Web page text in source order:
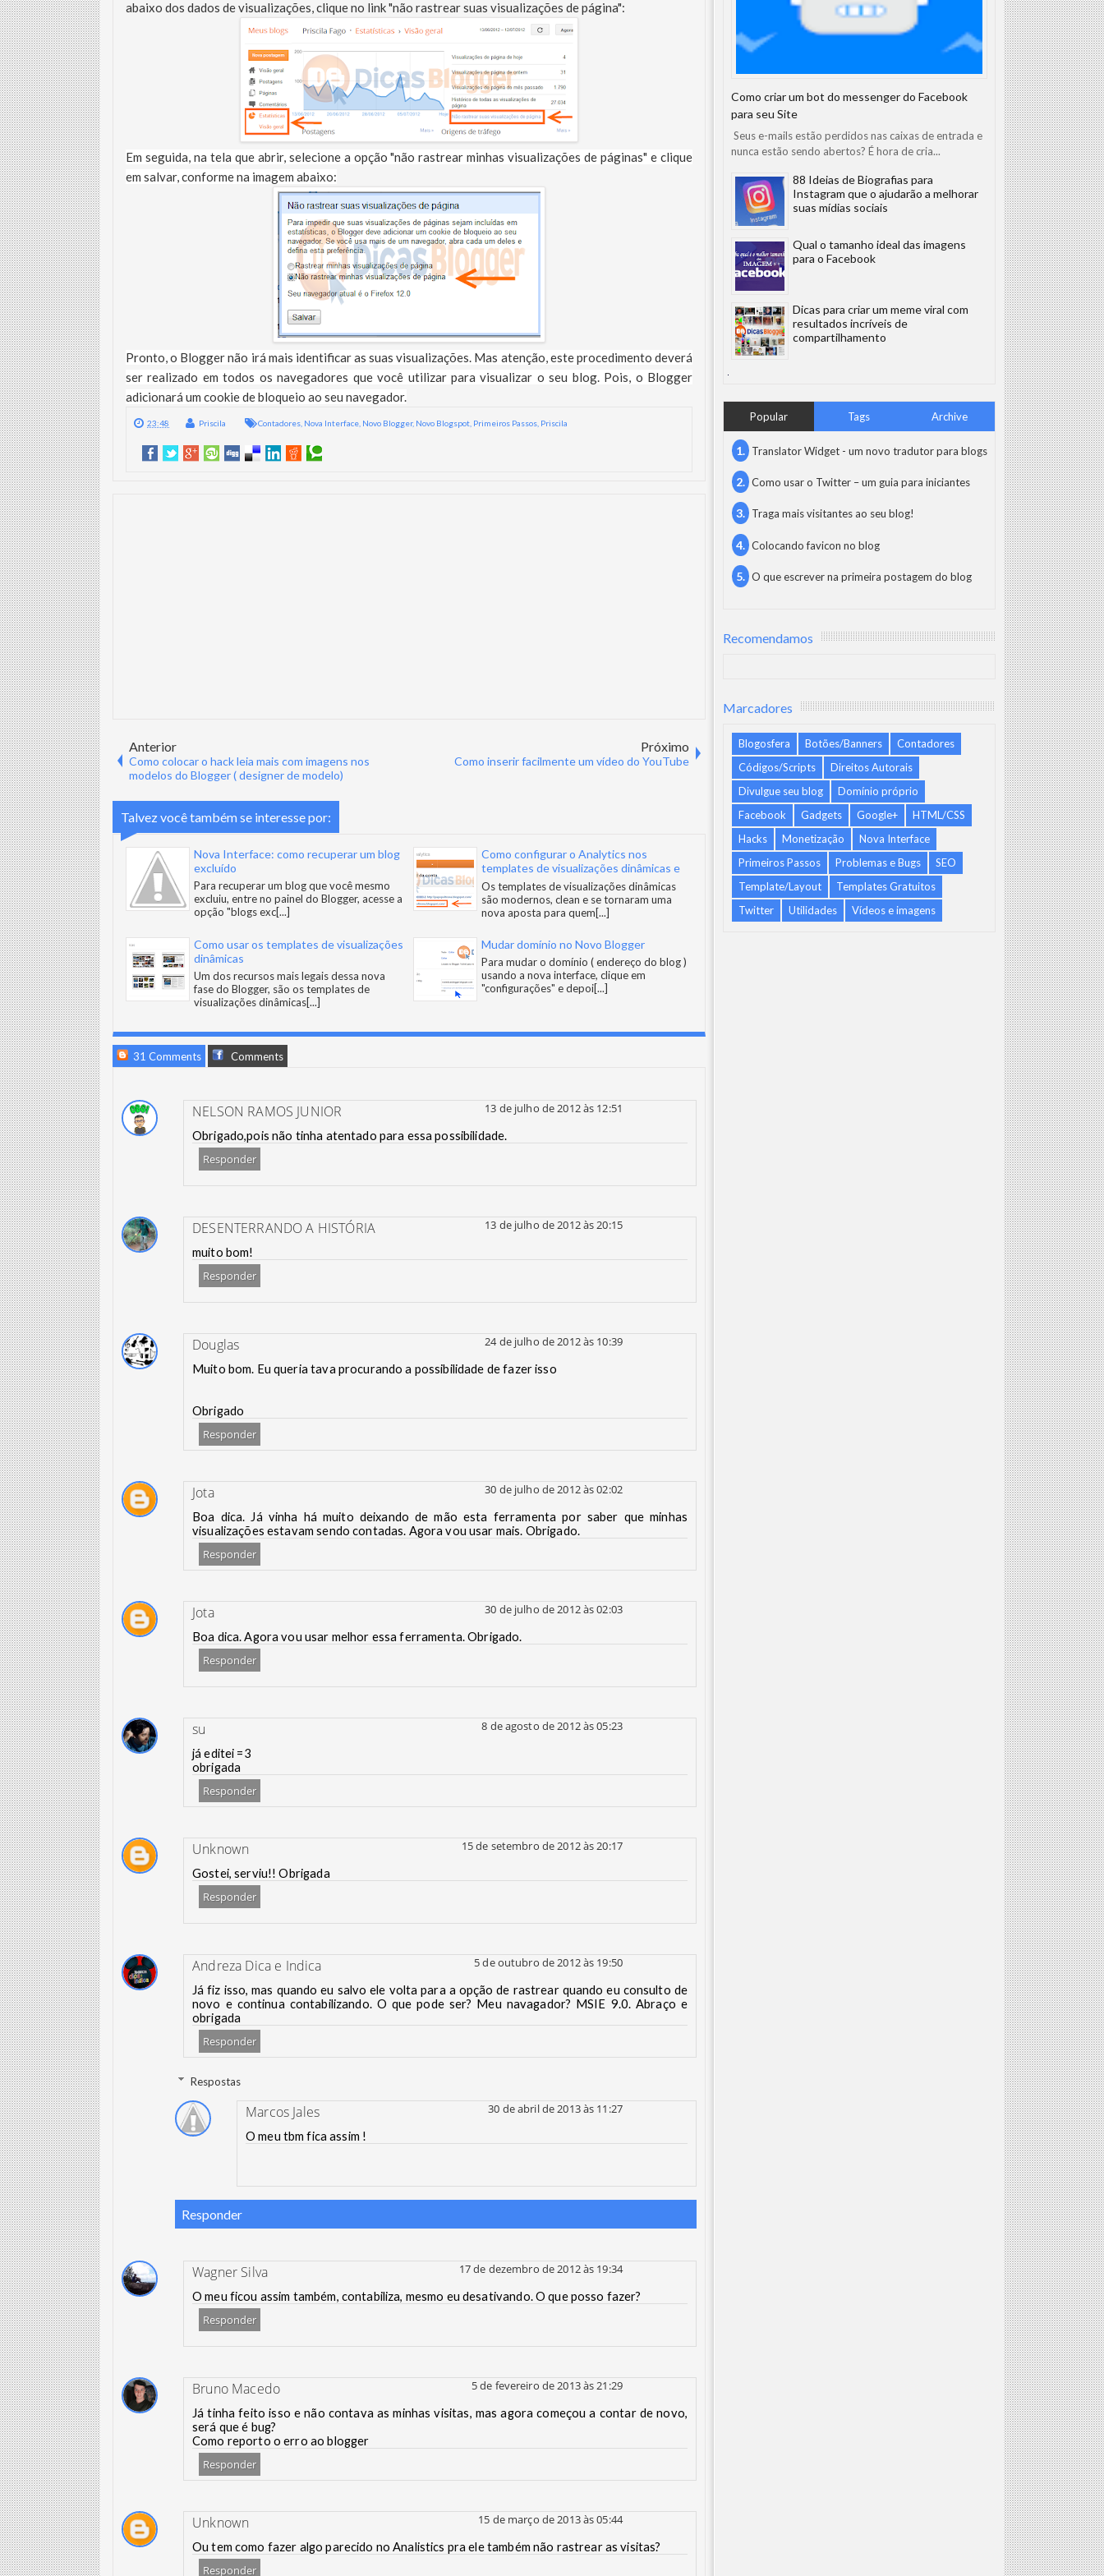
abaixo dos dados de visualizações, clique no link "não rastrear suas visualizações de página":
Em seguida, na tela que abrir, selecione a opção "não rastrear minhas visualizações de páginas" e clique
em salvar, conforme na imagem abaixo:
Pronto, o Blogger não irá mais identificar as suas visualizações. Mas atenção, este procedimento deverá
ser realizado em todos os navegadores que você utilizar para visualizar o seu blog. Pois, o Blogger
adicionará um cookie de bloqueio ao seu navegador.
23:48 Priscila Contadores Nova Interface Novo Blogger, Novo Blogspot Primeiros Passos Priscila
Anterior
Como colocar o hack leia mais com imagens nos
modelos do Blogger ( designer de modelo)
Próximo
Como inserir facilmente um vídeo do YouTube
Talvez você também se interesse por:
Nova Interface: como recuperar um blog
excluído
Para recuperar um blog que você mesmo
excluiu, entre no painel do Blogger, acesse a
opção "blogs exc[...]
Como configurar o Analytics nos
templates de visualizações dinâmicas e
layout do Blogger
Os templates de visualizações dinâmicas
são modernos, clean e se tornaram uma
nova aposta para quem[...]
Como usar os templates de visualizações
dinâmicas
Um dos recursos mais legais dessa nova
fase do Blogger, são os templates de
visualizações dinâmicas[...]
Mudar domínio no Novo Blogger
Para mudar o domínio ( endereço do blog )
usando a nova interface, clique em
"configurações" e depoi[...]
31 Comments Comments
NELSON RAMOS JUNIOR 13 de julho de 2012 às 12:51
Obrigado,pois não tinha atentado para essa possibilidade.
Responder
DESENTERRANDO A HISTÓRIA 13 de julho de 2012 às 20:15
muito bom!
Responder
Douglas 24 de julho de 2012 às 10:39
Muito bom. Eu queria tava procurando a possibilidade de fazer isso
Obrigado
Responder
Jota 30 de julho de 2012 às 02:02
Boa dica. Já vinha há muito deixando de mão esta ferramenta por saber que minhas
visualizações estavam sendo contadas. Agora vou usar mais. Obrigado.
Responder
Jota 30 de julho de 2012 às 02:03
Boa dica. Agora vou usar melhor essa ferramenta. Obrigado.
Responder
su 8 de agosto de 2012 às 05:23
já editei =3
obrigada
Responder
Unknown 15 de setembro de 2012 às 20:17
Gostei, serviu!! Obrigada
Responder
Andreza Dica e Indica 5 de outubro de 2012 às 19:50
Já fiz isso, mas quando eu salvo ele volta para a opção de rastrear quando eu consulto de
novo e continua contabilizando. O que pode ser? Meu navagador? MSIE 9.0. Abraço e
obrigada
Responder
Respostas
Marcos Jales 30 de abril de 2013 às 11:27
O meu tbm fica assim !
Responder
Wagner Silva 17 de dezembro de 2012 às 19:34
O meu ficou assim também, contabiliza, mesmo eu desativando. O que posso fazer?
Responder
Bruno Macedo 5 de fevereiro de 2013 às 21:29
Já tinha feito isso e não contava as minhas visitas, mas agora começou a contar de novo,
será que é bug?
Como reporto o erro ao blogger
Responder
Unknown 15 de março de 2013 às 05:44
Ou tem como fazer algo parecido no Analistics pra ele também não rastrear as visitas?
Responder
Como criar um bot do messenger do Facebook
para seu Site
Seus e-mails estão perdidos nas caixas de entrada e
nunca estão sendo abertos? É hora de cria...
88 Ideias de Biografias para
Instagram que o ajudarão a melhorar
suas mídias sociais
Qual o tamanho ideal das imagens
para o Facebook
Dicas para criar um meme viral com
resultados incríveis de
compartilhamento
Popular Tags Archive
Translator Widget - um novo tradutor para blogs
Como usar o Twitter – um guia para iniciantes
Traga mais visitantes ao seu blog!
Colocando favicon no blog
O que escrever na primeira postagem do blog
Recomendamos
Marcadores
Blogosfera Botões/Banners
Contadores
Códigos/Scripts
Direitos Autorais
Divulgue seu blog
Domínio próprio
Facebook
Gadgets Google+
HTML/CSS
Hacks
Monetização
Nova Interface
Primeiros Passos
Problemas e Bugs
SEO
Template/Layout
Templates Gratuitos
Twitter
Utilidades Vídeos e imagens